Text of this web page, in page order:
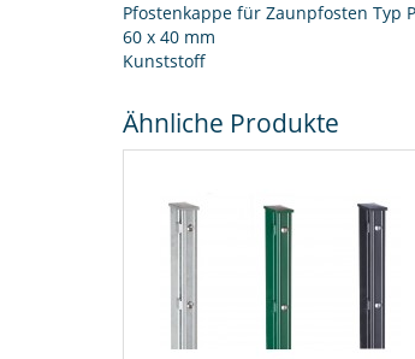
Pfostenkappe für Zaunpfosten Typ
60 x 40 mm
Kunststoff
Ähnliche Produkte